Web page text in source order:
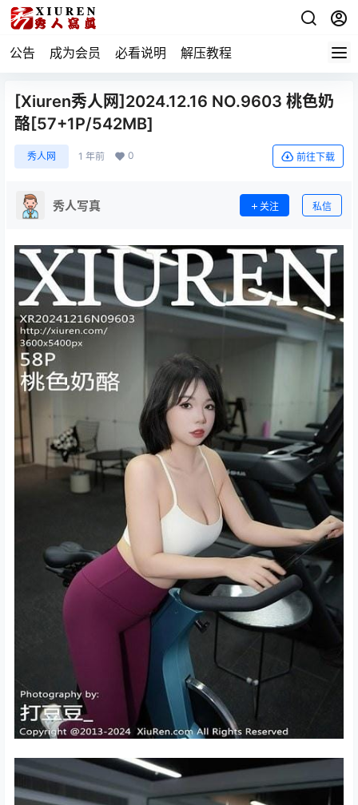
公告 成为会员 必看说明 解压教程
[Xiuren秀人网]2024.12.16 NO.9603 桃色奶
酪[57+1P/542MB]
秀人网 1 年前 0 前往下载
秀人写真 关注 私信